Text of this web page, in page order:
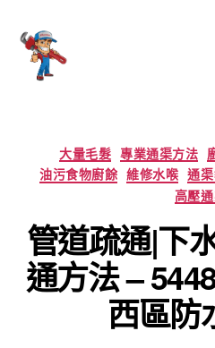
大量毛髮 專業通渠方法
油污食物廚餘 維修水喉 通
高壓
管道疏通|下
通方法 –
西區防